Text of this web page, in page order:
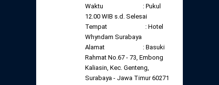
Waktu : Pukul
12.00 WIB s.d. Selesai
Tempat : Hotel
Whyndam Surabaya
Alamat : Basuki
Rahmat No.67 - 73, Embong
Kaliasin, Kec. Genteng,
Surabaya - Jawa Timur 60271